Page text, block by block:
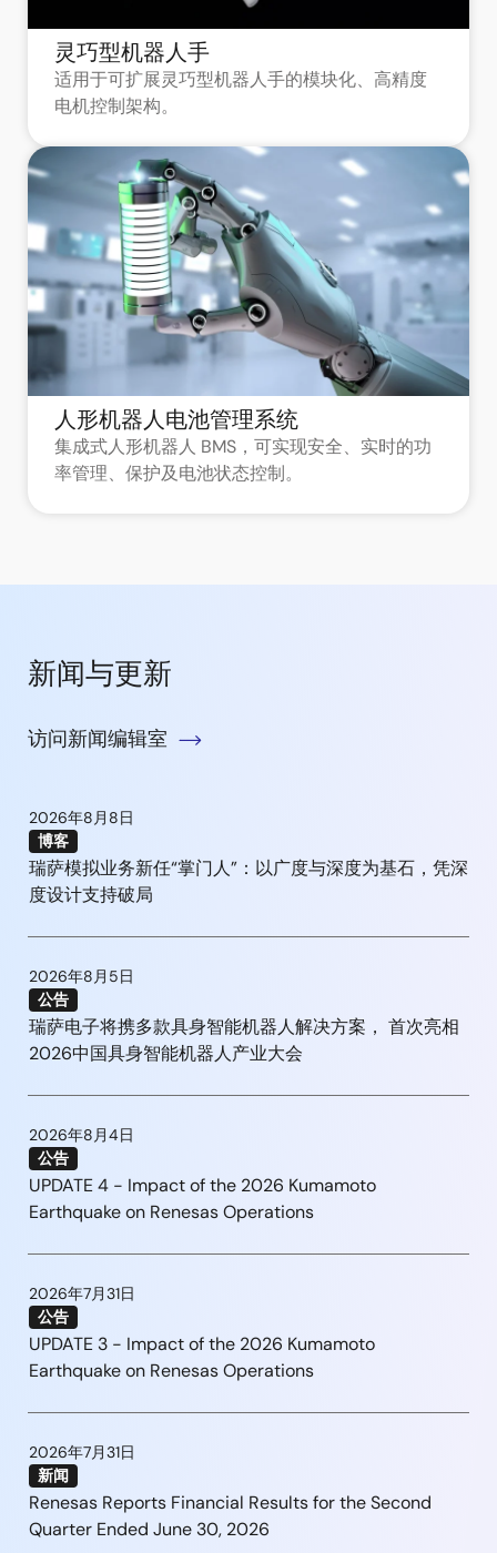
灵巧型机器人手
适用于可扩展灵巧型机器人手的模块化、高精度
电机控制架构。
人形机器人电池管理系统
集成式人形机器人 BMS，可实现安全、实时的功
率管理、保护及电池状态控制。
新闻与更新
访问新闻编辑室
2026年8月8日
博客
瑞萨模拟业务新任“掌门人”：以广度与深度为基石，凭深
度设计支持破局
2026年8月5日
公告
瑞萨电子将携多款具身智能机器人解决方案， 首次亮相
2026中国具身智能机器人产业大会
2026年8月4日
公告
UPDATE 4 - Impact of the 2026 Kumamoto
Earthquake on Renesas Operations
2026年7月31日
公告
UPDATE 3 - Impact of the 2026 Kumamoto
Earthquake on Renesas Operations
2026年7月31日
新闻
Renesas Reports Financial Results for the Second
Quarter Ended June 30, 2026